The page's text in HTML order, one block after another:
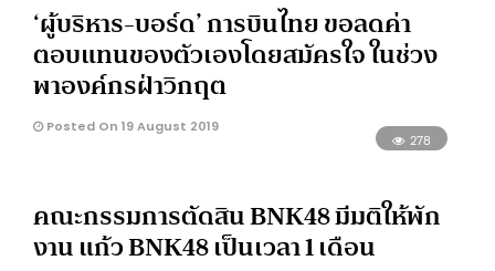
‘ผู้บริหาร-บอร์ด’ การบินไทย ขอลดค่า
ตอบแทนของตัวเองโดยสมัครใจ ในช่วง
พาองค์กรฝ่าวิกฤต
Posted On 19 August 2019
278
คณะกรรมการตัดสิน BNK48 มีมติให้พัก
งาน แก้ว BNK48 เป็นเวลา 1 เดือน